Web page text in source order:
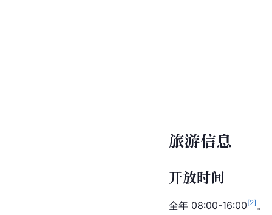
旅游信息
开放时间
全年 08:00-16:00[2] 。